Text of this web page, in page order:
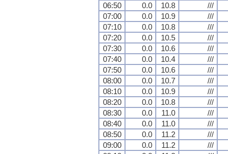
06:50
0.0 10.8 ///
07:00
0.0 10.9 ///
07:10
0.0 10.8 ///
07:20
0.0 10.5 ///
07:30
0.0 10.6 ///
07:40
0.0 10.4 ///
07:50
0.0 10.6 ///
08:00
0.0 10.7 ///
08:10
0.0 10.9 ///
08:20
0.0 10.8 ///
08:30
0.0 11.0 ///
08:40
0.0 11.0 ///
08:50
0.0 11.2 ///
09:00
0.0 11.2 ///